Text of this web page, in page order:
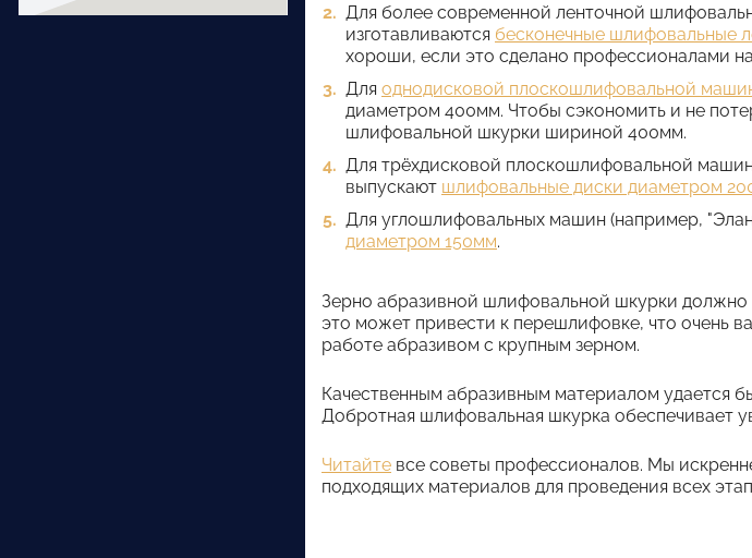
Для более современной ленточной
изготавливаются бесконечные шлифовальные
хороши, если это сделано профессионалами
Для однодисковой плоскошлифовальной
диаметром 400мм. Чтобы сэкономить и не
шлифовальной шкурки шириной 400мм.
Для трёхдисковой плоскошлифовальной
выпускают шлифовальные диски диаметром
Для углошлифовальных машин (например,
диаметром 150мм.
Зерно абразивной шлифовальной шкурки должно
это может привести к перешлифовке, что очень
работе абразивом с крупным зерном.
Качественным абразивным материалом удается
Добротная шлифовальная шкурка обеспечивает
Читайте все советы профессионалов. Мы
подходящих материалов для проведения всех